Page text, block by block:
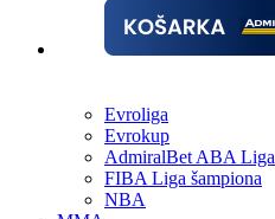
Evroliga
Evrokup
AdmiralBet ABA Liga
FIBA Liga šampiona
NBA